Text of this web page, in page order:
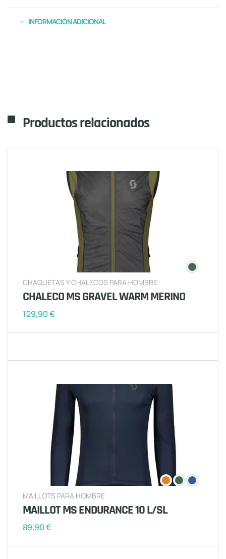
INFORMACIÓN ADICIONAL
Productos relacionados
CHAQUETAS Y CHALECOS PARA HOMBRE
CHALECO MS GRAVEL WARM MERINO
129,90€
MAILLOTS PARA HOMBRE
MAILLOT MS ENDURANCE 10 L/SL
89,90€